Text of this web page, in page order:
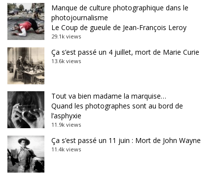
Manque de culture photographique dans le
photojournalisme
Le Coup de gueule de Jean-François Leroy
29.1k views
Ça s’est passé un 4 juillet, mort de Marie Curie
13.6k views
Tout va bien madame la marquise…
Quand les photographes sont au bord de
l’asphyxie
11.9k views
Ça s’est passé un 11 juin : Mort de John Wayne
11.4k views